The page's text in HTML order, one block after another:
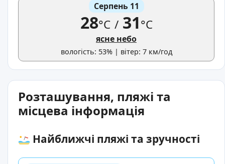
Серпень 11
28°C /31°C
ясне небо
вологість: 53% | вітер: 7 км/год
Розташування, пляжі та
місцева інформація
Найближчі пляжі та зручності